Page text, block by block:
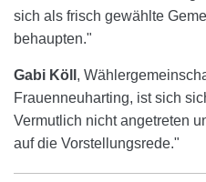
sich als frisch gewählte
behaupten."
Gabi Köll ,
Frauenneuharting, ist sich
Vermutlich nicht angetreten
auf die Vorstellungsrede."